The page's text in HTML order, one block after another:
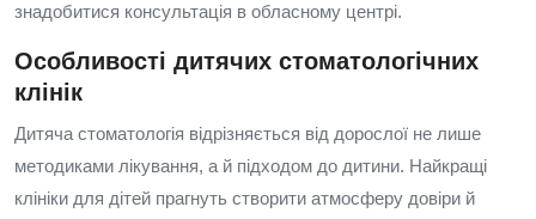
знадобитися консультація в обласному центрі.
Особливості дитячих стоматологічних
клінік
Дитяча стоматологія відрізняється від дорослої не лише
методиками лікування, а й підходом до дитини. Найкращі
клініки для дітей прагнуть створити атмосферу довіри й